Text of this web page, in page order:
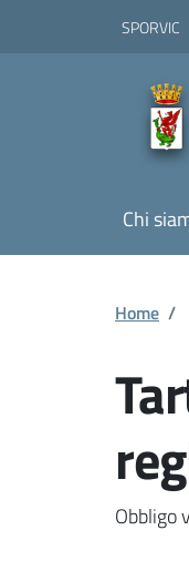
Skip to Main Content
SPORVIC
Chi
Home /
Obbligo